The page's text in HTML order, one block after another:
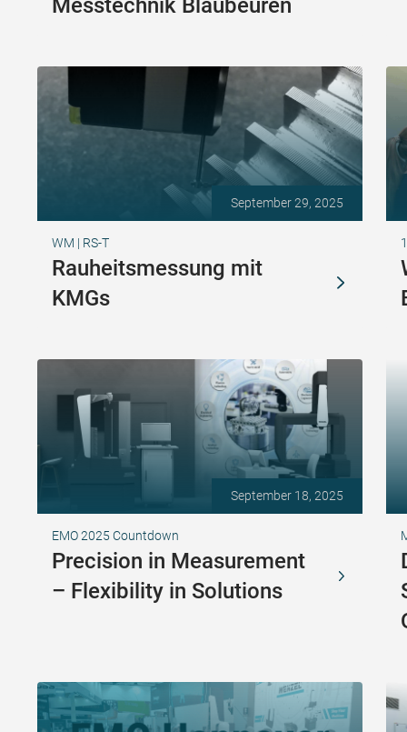
Messtechnik Blaubeuren
September 29, 2025
WM | RS-T
Rauheitsmessung mit
KMGs
September 18, 2025
EMO 2025 Countdown
Precision in Measurement
– Flexibility in Solutions